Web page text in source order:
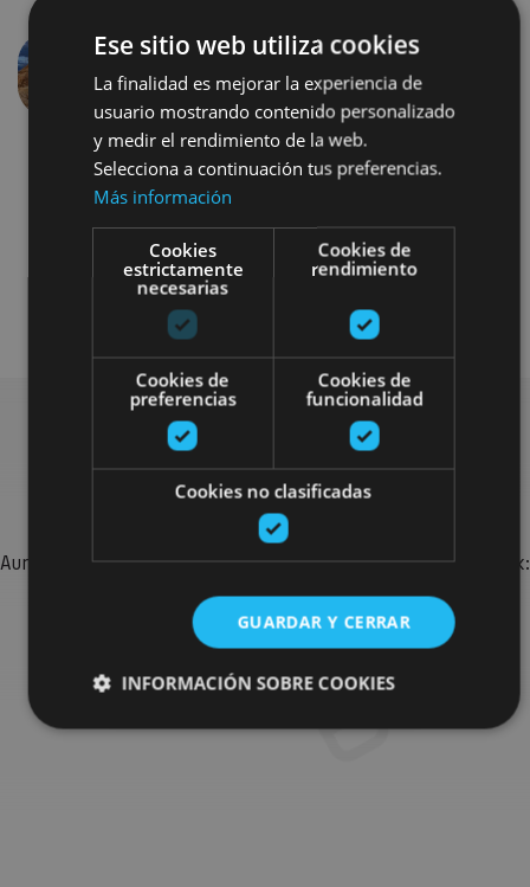
Aurrekoa
Visitas guiadas 4x4 / autoa
Bilatu plan gehiago
Aurkitu zure bidaia Nafarroan osatzeko planak eta iradokizunak:
jarduera antolatuak, bisitak eta agendaren ekitaldi
garrantzitsuenak.
Joan planen bilatzailera
Ese sitio web utiliza cookies
La finalidad es mejorar la experiencia de
usuario mostrando contenido personalizado
y medir el rendimiento de la web.
Selecciona a continuación tus preferencias.
Más información
Cookies
estrictamente
necesarias
Cookies de
rendimiento
Cookies de
preferencias
Cookies de
funcionalidad
Cookies no clasificadas
GUARDAR Y CERRAR
INFORMACIÓN SOBRE COOKIES